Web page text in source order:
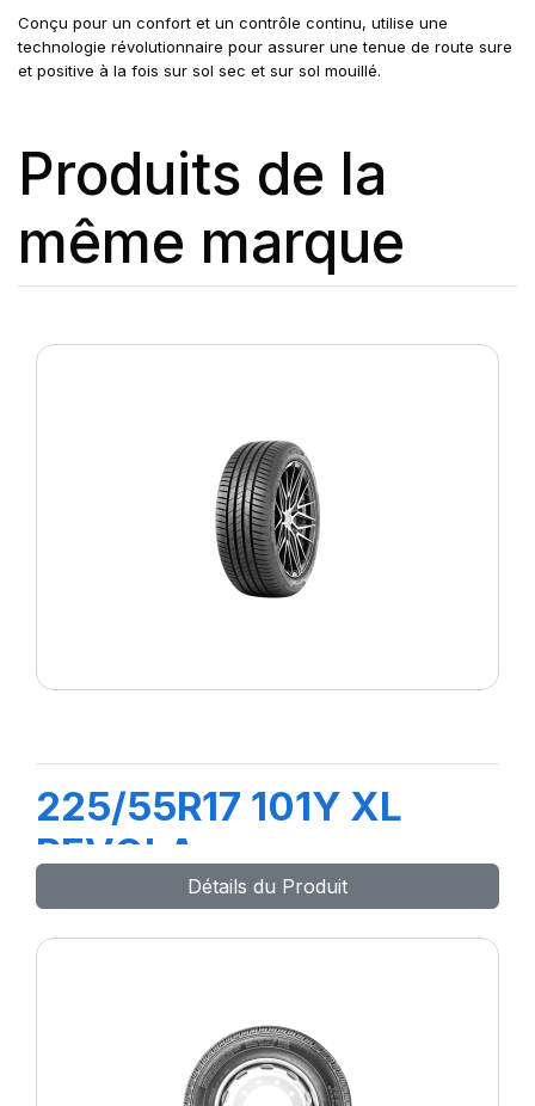
Conçu pour un confort et un contrôle continu, utilise une
technologie révolutionnaire pour assurer une tenue de route sure
et positive à la fois sur sol sec et sur sol mouillé.
Produits de la
même marque
225/55R17 101Y XL
REVOLA
Détails du Produit